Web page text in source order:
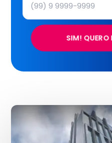
SIM! QUERO